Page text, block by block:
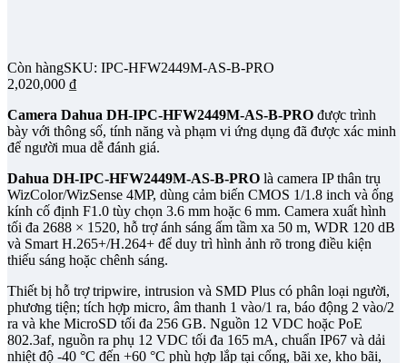
Còn hàngSKU: IPC-HFW2449M-AS-B-PRO
2,020,000 ₫
Camera Dahua DH-IPC-HFW2449M-AS-B-PRO được trình
bày với thông số, tính năng và phạm vi ứng dụng đã được xác minh
để người mua dễ đánh giá.
Dahua DH-IPC-HFW2449M-AS-B-PRO là camera IP thân trụ
WizColor/WizSense 4MP, dùng cảm biến CMOS 1/1.8 inch và ống
kính cố định F1.0 tùy chọn 3.6 mm hoặc 6 mm. Camera xuất hình
tối đa 2688 × 1520, hỗ trợ ánh sáng ấm tầm xa 50 m, WDR 120 dB
và Smart H.265+/H.264+ để duy trì hình ảnh rõ trong điều kiện
thiếu sáng hoặc chênh sáng.
Thiết bị hỗ trợ tripwire, intrusion và SMD Plus có phân loại người,
phương tiện; tích hợp micro, âm thanh 1 vào/1 ra, báo động 2 vào/2
ra và khe MicroSD tối đa 256 GB. Nguồn 12 VDC hoặc PoE
802.3af, nguồn ra phụ 12 VDC tối đa 165 mA, chuẩn IP67 và dải
nhiệt độ -40 °C đến +60 °C phù hợp lắp tại cổng, bãi xe, kho bãi,